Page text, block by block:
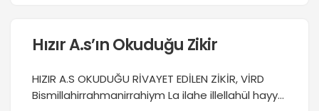
Hızır A.s’ın Okuduğu Zikir
HIZIR A.S OKUDUĞU RİVAYET EDİLEN ZİKİR, VİRD
Bismillahirrahmanirrahiym La ilahe illellahül hayyül